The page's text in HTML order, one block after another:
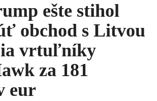
ešte stihol
obchod s Litvou
vrtuľníky
za 181
eur